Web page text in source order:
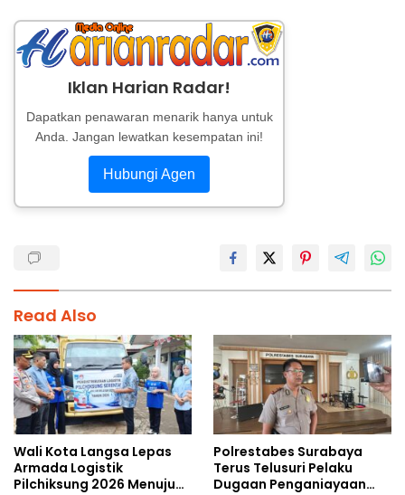
Iklan Harian Radar!
Dapatkan penawaran menarik hanya untuk
Anda. Jangan lewatkan kesempatan ini!
Hubungi Agen
Read Also
Wali Kota Langsa Lepas
Armada Logistik
Pilchiksung 2026 Menuju
Polrestabes Surabaya
Terus Telusuri Pelaku
Dugaan Penganiayaan